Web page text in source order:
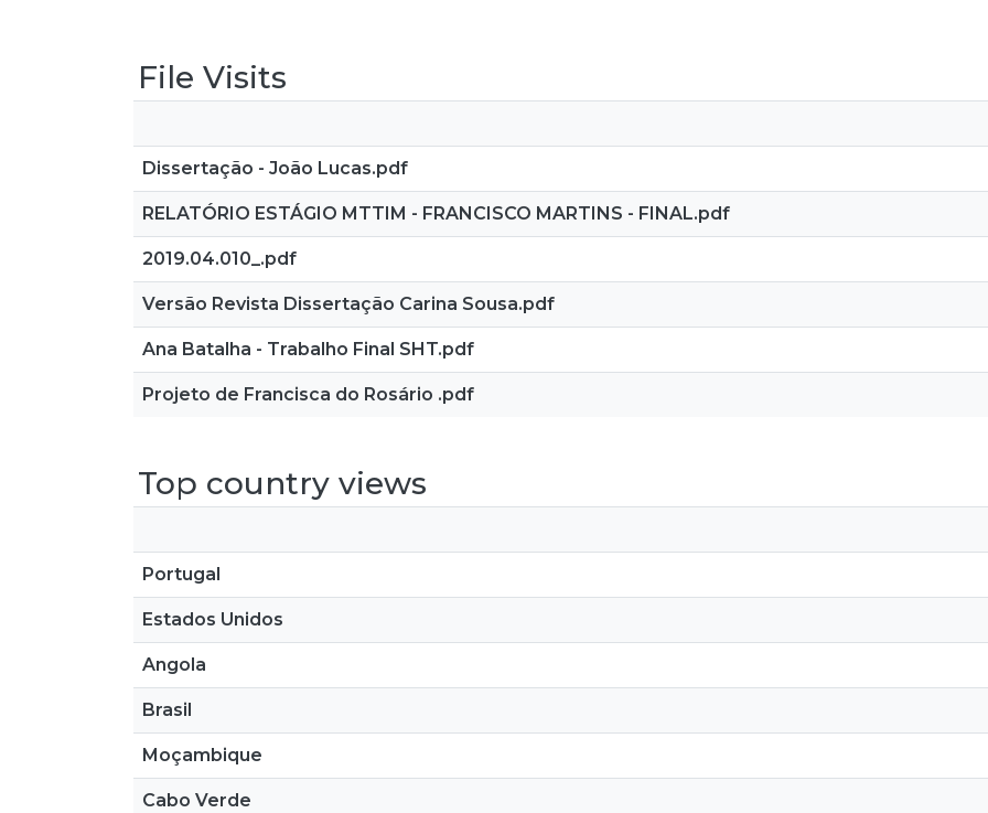
File Visits
Dissertação - João Lucas.pdf
RELATÓRIO ESTÁGIO MTTIM - FRANCISCO MARTINS - FINAL.pdf
2019.04.010_.pdf
Versão Revista Dissertação Carina Sousa.pdf
Ana Batalha - Trabalho Final SHT.pdf
Projeto de Francisca do Rosário .pdf
Top country views
Portugal
Estados Unidos
Angola
Brasil
Moçambique
Cabo Verde